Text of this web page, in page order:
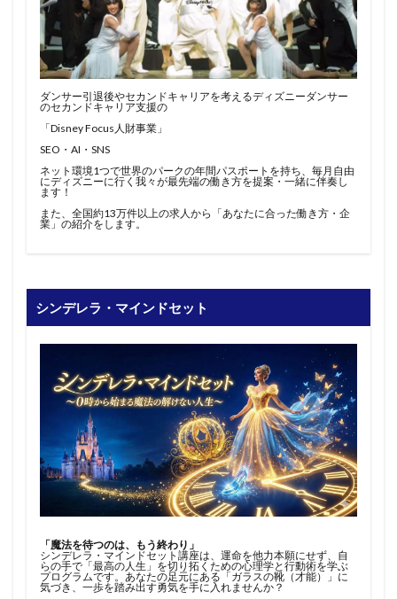
ダンサー引退後やセカンドキャリアを考えるディズニーダンサー
のセカンドキャリア支援の
「Disney Focus人財事業」
SEO・AI・SNS
ネット環境1つで世界のパークの年間パスポートを持ち、毎月自由
にディズニーに行く我々が最先端の働き方を提案・一緒に伴奏し
ます！
また、全国約13万件以上の求人から「あなたに合った働き方・企
業」の紹介をします。
シンデレラ・マインドセット
「魔法を待つのは、もう終わり」
シンデレラ・マインドセット講座は、運命を他力本願にせず、自
らの手で「最高の人生」を切り拓くための心理学と行動術を学ぶ
プログラムです。あなたの足元にある「ガラスの靴（才能）」に
気づき、一歩を踏み出す勇気を手に入れませんか？